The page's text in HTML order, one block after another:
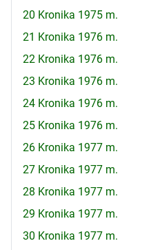
20 Kronika 1975 m.
21 Kronika 1976 m.
22 Kronika 1976 m.
23 Kronika 1976 m.
24 Kronika 1976 m.
25 Kronika 1976 m.
26 Kronika 1977 m.
27 Kronika 1977 m.
28 Kronika 1977 m.
29 Kronika 1977 m.
30 Kronika 1977 m.